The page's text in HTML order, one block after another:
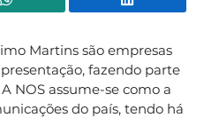
Martins são empresas
fazendo parte
NOS assume-se como a
do país, tendo há